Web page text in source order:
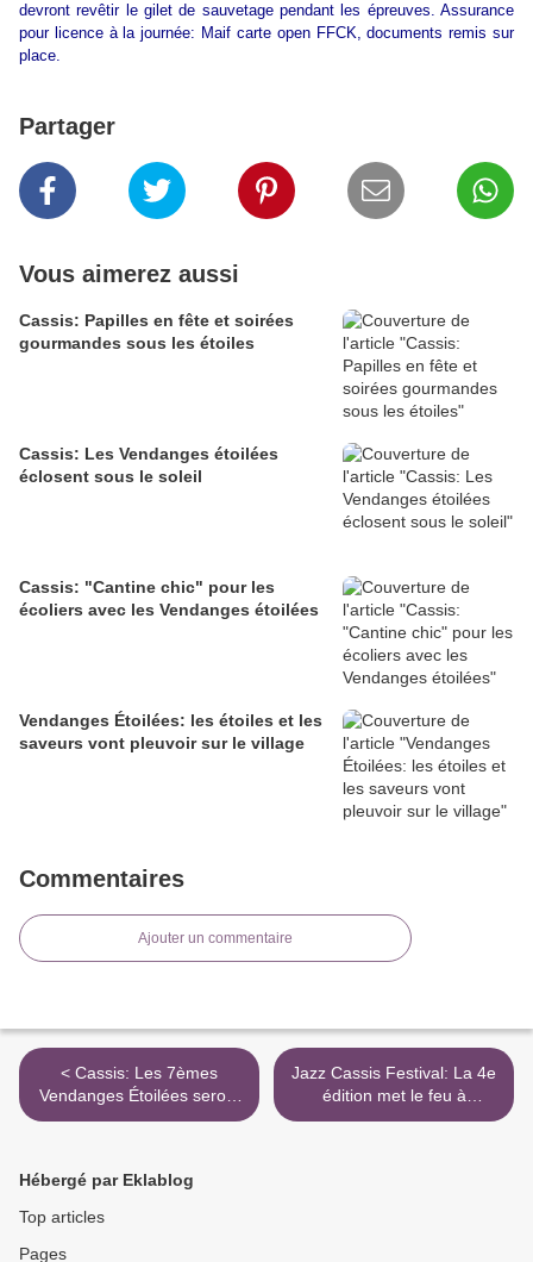
devront revêtir le gilet de sauvetage pendant les épreuves. Assurance
pour licence à la journée: Maif carte open FFCK, documents remis sur
place.
Partager
Vous aimerez aussi
Cassis: Papilles en fête et soirées
gourmandes sous les étoiles
Cassis: Les Vendanges étoilées
éclosent sous le soleil
Cassis: "Cantine chic" pour les
écoliers avec les Vendanges étoilées
Vendanges Étoilées: les étoiles et les
saveurs vont pleuvoir sur le village
Commentaires
Ajouter un commentaire
< Cassis: Les 7èmes
Vendanges Étoilées seront
encore plus belles
Jazz Cassis Festival: La 4e
édition met le feu à
Camargo >
Hébergé par Eklablog
Top articles
Pages